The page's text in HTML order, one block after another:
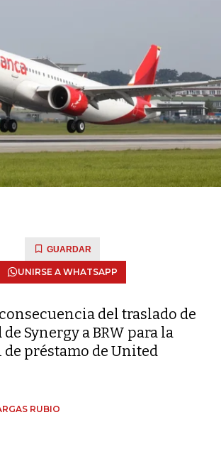
GUARDAR
UNIRSE A WHATSAPP
del traslado de
Synergy a BRW para la
préstamo de United
RUBIO